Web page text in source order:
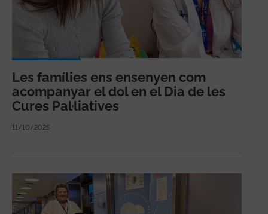
Les famílies ens ensenyen com
acompanyar el dol en el Dia de les
Cures Pal·liatives
11/10/2025